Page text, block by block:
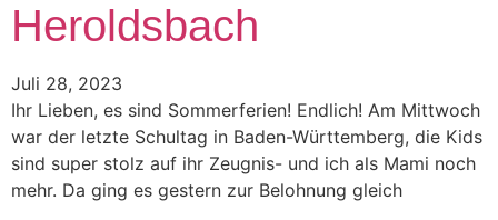
Heroldsbach
Juli 28, 2023
Ihr Lieben, es sind Sommerferien! Endlich! Am Mittwoch
war der letzte Schultag in Baden-Württemberg, die Kids
sind super stolz auf ihr Zeugnis- und ich als Mami noch
mehr. Da ging es gestern zur Belohnung gleich